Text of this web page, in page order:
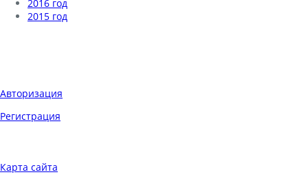
2016 год
2015 год
Авторизация
Регистрация
Карта сайта